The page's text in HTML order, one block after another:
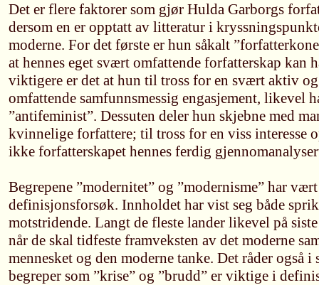
Det er flere faktorer som gjør Hulda Garborgs
dersom en er opptatt av litteratur i
moderne. For det første er hun såkalt
at hennes eget svært omfattende forfatterskap kan
viktigere er det at hun til tross for en svært aktiv
omfattende samfunnsmessig engasjement, likevel
”antifeminist”. Dessuten deler hun skjebne med
kvinnelige forfattere; til tross for en viss interesse
ikke forfatterskapet hennes ferdig
Begrepene ”modernitet” og ”modernisme” har
definisjonsforsøk. Innholdet har vist seg både
motstridende. Langt de fleste lander likevel på
når de skal tidfeste framveksten av det moderne
mennesket og den moderne tanke. Det råder også
begreper som ”krise” og ”brudd” er viktige i